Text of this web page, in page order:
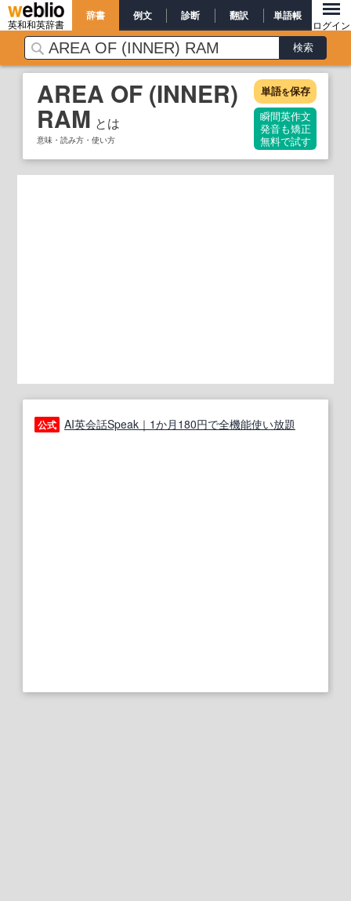
英和和英辞書
辞書 例文 診断 翻訳 単語帳
ログイン
AREA OF (INNER)
RAM とは
意味・読み方・使い方
単語を保存
瞬間英作文
発音も矯正
無料で試す
公式 AI英会話Speak｜1か月180円で全機能使い放題